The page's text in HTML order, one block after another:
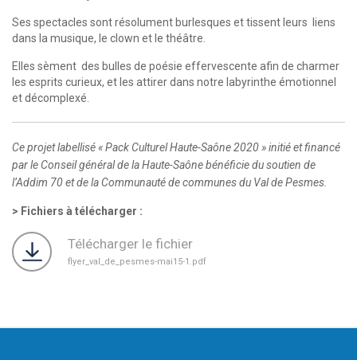
Ses spectacles sont résolument burlesques et tissent leurs liens
dans la musique, le clown et le théâtre.
Elles sèment des bulles de poésie effervescente afin de charmer
les esprits curieux, et les attirer dans notre labyrinthe émotionnel
et décomplexé.
Ce projet labellisé « Pack Culturel Haute-Saône 2020 » initié et financé
par le Conseil général de la Haute-Saône bénéficie du soutien de
l’Addim 70 et de la Communauté de communes du Val de Pesmes.
Fichiers à télécharger :
Télécharger le fichier
flyer_val_de_pesmes-mai15-1.pdf